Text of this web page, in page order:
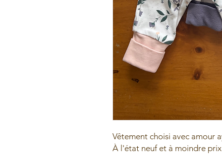
Vêtement choisi avec amour
À l'état neuf et à moindre